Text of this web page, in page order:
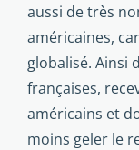
aussi de très
américaines,
globalisé. Ainsi
françaises,
américains et
moins geler le